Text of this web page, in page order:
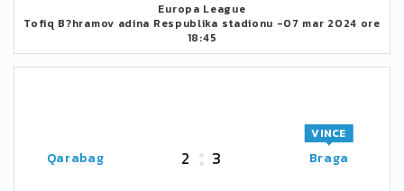
Europa League
Tofiq B?hramov adina Respublika stadionu -07 mar 2024 ore
18:45
Qarabag 2 3 Braga
VINCE